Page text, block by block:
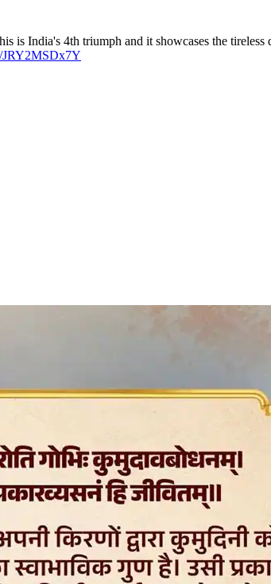
is India's 4th triumph and it showcases the
JRY2MSDx7Y